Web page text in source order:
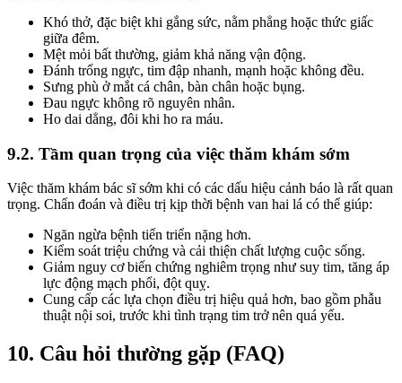
Khó thở, đặc biệt khi gắng sức, nằm phẳng hoặc thức giấc
giữa đêm.
Mệt mỏi bất thường, giảm khả năng vận động.
Đánh trống ngực, tim đập nhanh, mạnh hoặc không đều.
Sưng phù ở mắt cá chân, bàn chân hoặc bụng.
Đau ngực không rõ nguyên nhân.
Ho dai dẳng, đôi khi ho ra máu.
9.2. Tầm quan trọng của việc thăm khám sớm
Việc thăm khám bác sĩ sớm khi có các dấu hiệu cảnh báo là rất quan
trọng. Chẩn đoán và điều trị kịp thời bệnh van hai lá có thể giúp:
Ngăn ngừa bệnh tiến triển nặng hơn.
Kiểm soát triệu chứng và cải thiện chất lượng cuộc sống.
Giảm nguy cơ biến chứng nghiêm trọng như suy tim, tăng áp
lực động mạch phổi, đột quỵ.
Cung cấp các lựa chọn điều trị hiệu quả hơn, bao gồm phẫu
thuật nội soi, trước khi tình trạng tim trở nên quá yếu.
10. Câu hỏi thường gặp (FAQ)